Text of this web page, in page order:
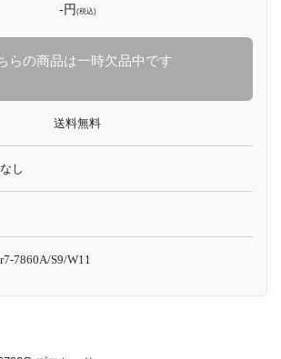
-円(税込)
らの商品は一時欠品中です
送料無料
し
7860A/S9/W11